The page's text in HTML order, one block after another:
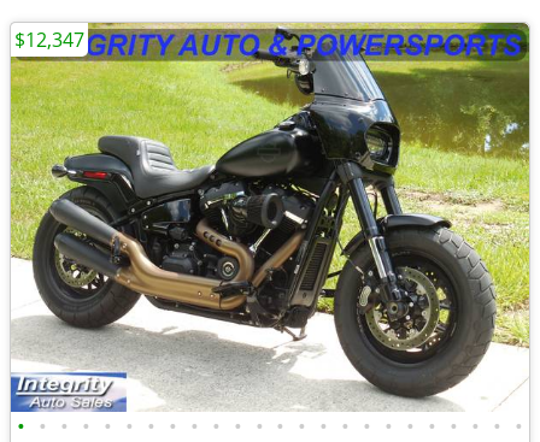
• • • • • • • • • • • • • • • • • • • • • • • •
$12,347